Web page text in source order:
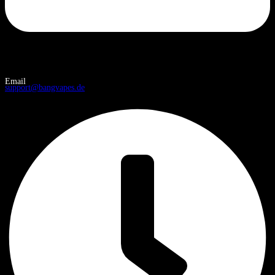
Email
support@bangvapes.de